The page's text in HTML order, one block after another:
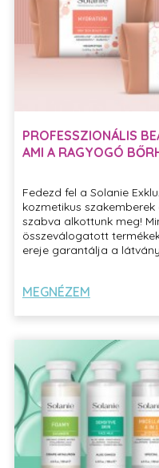
PROFESSZIONÁLIS
AMI A RAGYOGÓ
Fedezd fel a Solanie
kozmetikus
szabva alkottunk meg!
összeválogatott
ereje garantálja a
MEGNÉZEM